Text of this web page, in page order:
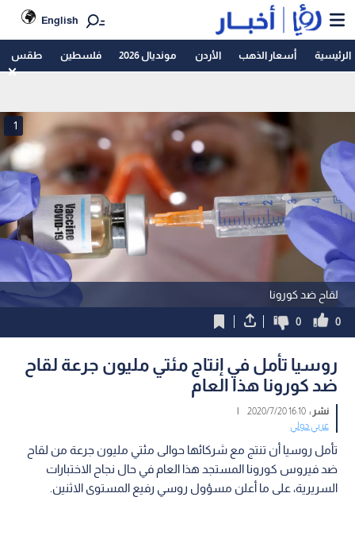
English
الرئيسية أسعار الذهب الأردن مونديال 2026 فلسطين طقس
لقاح ضد كورونا
1
0
0
روسيا تأمل في إنتاج مئتي مليون جرعة لقاح
ضد كورونا هذا العام
نشر :16:10 2020/7/20
|
عربي دولي
تأمل روسيا أن تنتج مع شركائها حوالى مئتي مليون جرعة من لقاح
ضد فيروس كورونا المستجد هذا العام في حال نجاح الاختبارات
السريرية، على ما أعلن مسؤول روسي رفيع المستوى الاثنين.